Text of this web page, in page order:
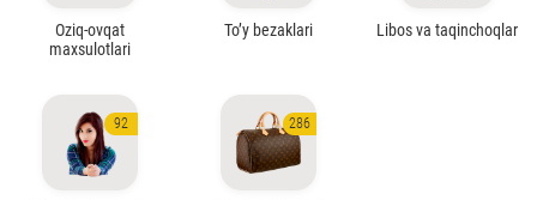
Oziq-ovqat
maxsulotlari
To’y bezaklari Libos va taqinchoqlar
92 286